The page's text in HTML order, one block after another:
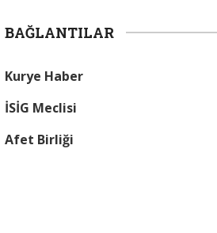
BAĞLANTILAR
Kurye Haber
İSİG Meclisi
Afet Birliği